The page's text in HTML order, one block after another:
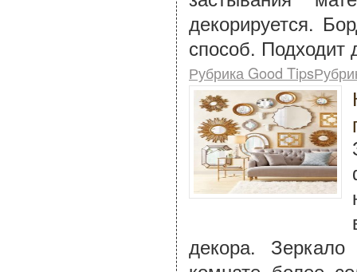
декорируется.
способ.
Рубрика Good
декора.